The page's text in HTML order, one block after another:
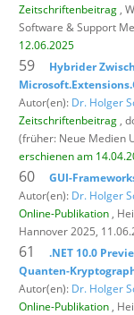
Zeitschriftenbeitrag ,
Software & Support
12.06.2025
59
Hybrider
Autor(en): Dr. Holger
Zeitschriftenbeitrag ,
(früher: Neue Medien
erschienen am
60
GUI-
Autor(en): Dr. Holger
Online-Publikation ,
Hannover 2025,
61
.NET 10.0
Quanten-
Autor(en): Dr. Holger
Online-Publikation ,